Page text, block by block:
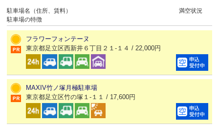
駐車場名（住所、賃料）
駐車場の特徴
満空状況
フラワーフォンテーヌ
東京都足立区西新井６丁目２１-１４ / 22,000円
MAXIV竹ノ塚月極駐車場
東京都足立区竹の塚１-１１ / 17,600円